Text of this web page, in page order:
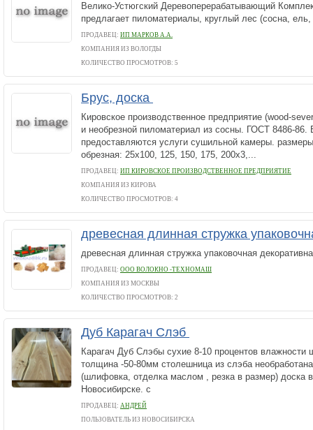
Велико-Устюгский Деревоперерабатывающий
предлагает пиломатериалы, круглый лес (сосна, ель,
ПРОДАВЕЦ: ИП МАРКОВ А.А.
КОМПАНИЯ ИЗ ВОЛОГДЫ
КОЛИЧЕСТВО ПРОСМОТРОВ: 5
Брус, доска
Кировское производственное предприятие (wood-
и необрезной пиломатериал из сосны. ГОСТ 8486-86.
предоставляются услуги сушильной камеры.
обрезная: 25х100, 125, 150, 175, 200х3,...
ПРОДАВЕЦ: ИП КИРОВСКОЕ ПРОИЗВОДСТВЕННОЕ ПРЕДПРИЯТИЕ
КОМПАНИЯ ИЗ КИРОВА
КОЛИЧЕСТВО ПРОСМОТРОВ: 4
древесная длинная стружка
древесная длинная стружка упаковочная
ПРОДАВЕЦ: ООО ВОЛОКНО -ТЕХНОМАШ
КОМПАНИЯ ИЗ МОСКВЫ
КОЛИЧЕСТВО ПРОСМОТРОВ: 2
Дуб Карагач Слэб
Карагач Дуб Слэбы сухие 8-10 процентов
толщина -50-80мм столешница из слэба
(шлифовка, отделка маслом , резка в размер) доска
Новосибирске. c
ПРОДАВЕЦ: АНДРЕЙ
ПОЛЬЗОВАТЕЛЬ ИЗ НОВОСИБИРСКА